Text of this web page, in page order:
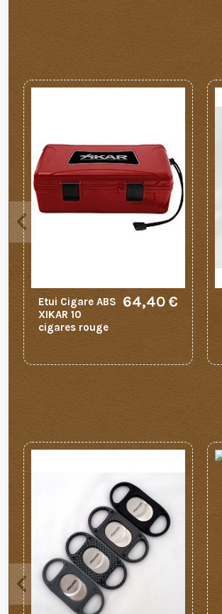
Etui Cigare ABS
XIKAR 10
cigares rouge
64,40 €